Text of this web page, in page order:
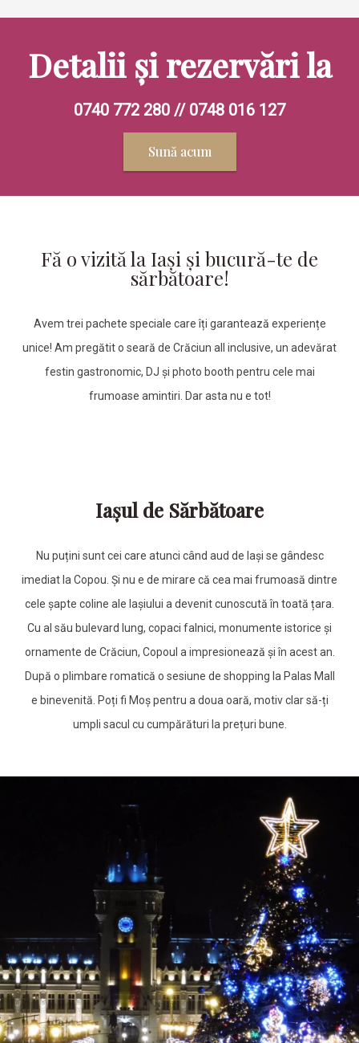
Detalii și rezervări la
0740 772 280 // 0748 016 127
Sună acum
Fă o vizită la Iași și bucură-te de
sărbătoare!
Avem trei pachete speciale care îți garantează experiențe
unice! Am pregătit o seară de Crăciun all inclusive, un adevărat
festin gastronomic, DJ și photo booth pentru cele mai
frumoase amintiri. Dar asta nu e tot!
Iașul de Sărbătoare
Nu puțini sunt cei care atunci când aud de Iași se gândesc
imediat la Copou. Și nu e de mirare că cea mai frumoasă dintre
cele șapte coline ale Iașiului a devenit cunoscută în toată țara.
Cu al său bulevard lung, copaci falnici, monumente istorice și
ornamente de Crăciun, Copoul a impresionează și în acest an.
După o plimbare romatică o sesiune de shopping la Palas Mall
e binevenită. Poți fi Moș pentru a doua oară, motiv clar să-ți
umpli sacul cu cumpărături la prețuri bune.